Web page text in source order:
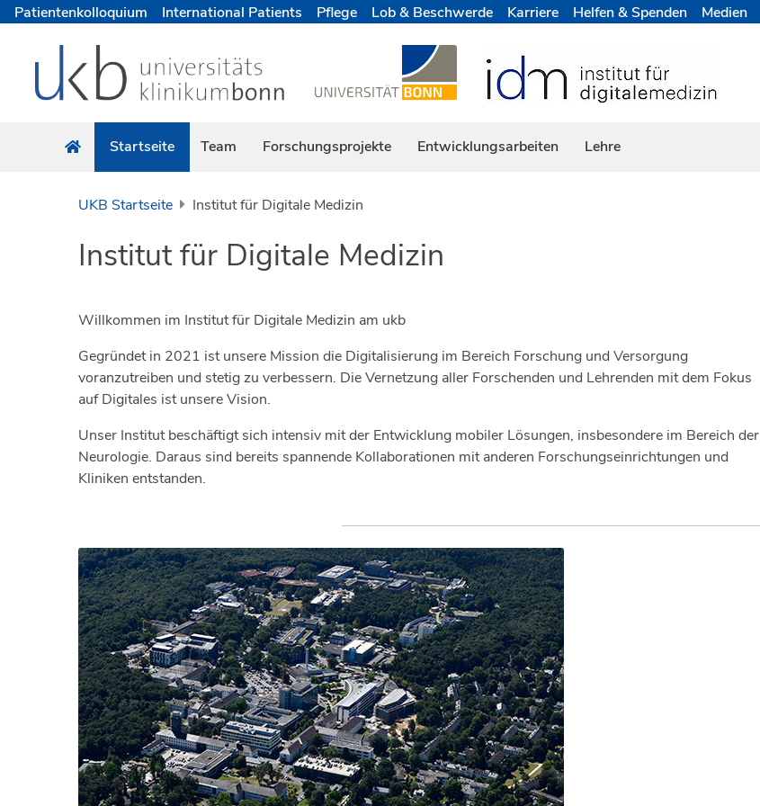
Patientenkolloquium International Patients Pflege Lob & Beschwerde Karriere Helfen & Spenden Medien
Startseite Team Forschungsprojekte Entwicklungsarbeiten Lehre
UKB Startseite Institut für Digitale Medizin
Institut für Digitale Medizin
Willkommen im Institut für Digitale Medizin am ukb
Gegründet in 2021 ist unsere Mission die Digitalisierung im Bereich Forschung und Versorgung
voranzutreiben und stetig zu verbessern. Die Vernetzung aller Forschenden und Lehrenden mit dem Fokus
auf Digitales ist unsere Vision.
Unser Institut beschäftigt sich intensiv mit der Entwicklung mobiler Lösungen, insbesondere im Bereich der
Neurologie. Daraus sind bereits spannende Kollaborationen mit anderen Forschungseinrichtungen und
Kliniken entstanden.